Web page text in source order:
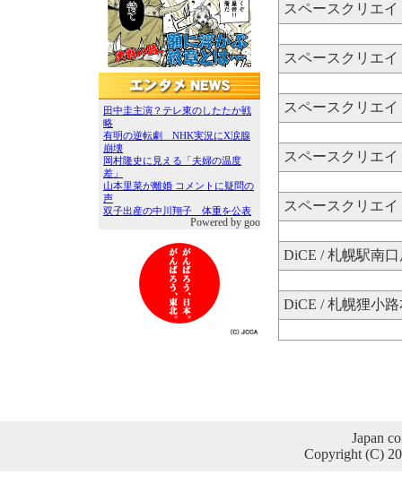
Powered by goo
スペースクリエ
スペースクリエ
スペースクリエ
スペースクリエ
スペースクリエ
DiCE / 札幌駅南口
DiCE / 札幌狸小
Japan
Copyright (C)